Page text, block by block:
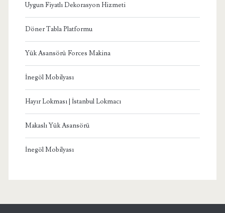
Uygun Fiyatlı Dekorasyon Hizmeti
Döner Tabla Platformu
Yük Asansörü Forces Makina
İnegöl Mobilyası
Hayır Lokması | İstanbul Lokmacı
Makaslı Yük Asansörü
İnegöl Mobilyası